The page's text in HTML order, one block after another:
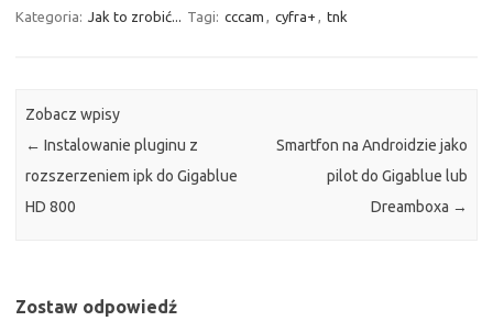
Kategoria: Jak to zrobić... Tagi: cccam , cyfra+ , tnk
Zobacz wpisy
← Instalowanie pluginu z
rozszerzeniem ipk do Gigablue
HD 800
Smartfon na Androidzie jako
pilot do Gigablue lub
Dreamboxa →
Zostaw odpowiedź